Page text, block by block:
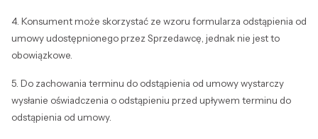
4. Konsument może skorzystać ze wzoru formularza odstąpienia od
umowy udostępnionego przez Sprzedawcę, jednak nie jest to
obowiązkowe.
5. Do zachowania terminu do odstąpienia od umowy wystarczy
wysłanie oświadczenia o odstąpieniu przed upływem terminu do
odstąpienia od umowy.